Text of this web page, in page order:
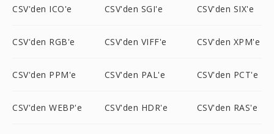
CSV'den ICO'e CSV'den SGI'e CSV'den SIX'e
CSV'den RGB'e CSV'den VIFF'e CSV'den XPM'e
CSV'den PPM'e CSV'den PAL'e CSV'den PCT'e
CSV'den WEBP'e CSV'den HDR'e CSV'den RAS'e